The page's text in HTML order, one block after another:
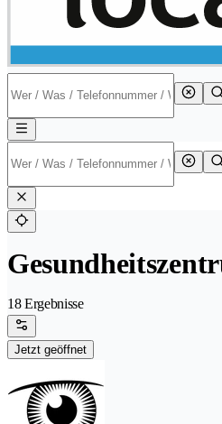
18 Ergebnisse
Jetzt geöffnet